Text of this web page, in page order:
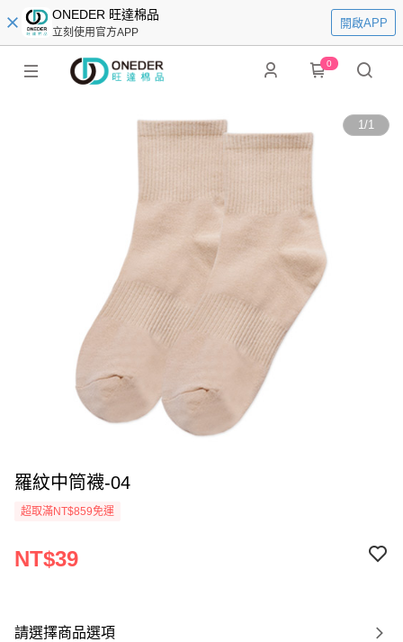
ONEDER 旺達棉品
立刻使用官方APP
開啟APP
0
1/1
羅紋中筒襪-04
超取滿NT$859免運
NT$39
請選擇商品選項